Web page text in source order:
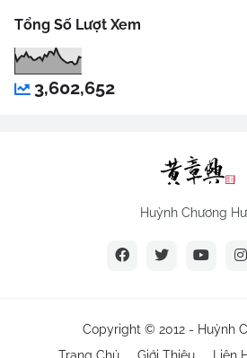
Tổng Số Lượt Xem
3,602,652
Huỳnh Chương
Copyright © 2012 - Huỳnh